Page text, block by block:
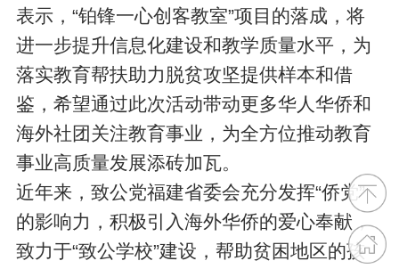
表示，“铂锋一心创客教室”项目的落成，将
进一步提升信息化建设和教学质量水平，为
落实教育帮扶助力脱贫攻坚提供样本和借
鉴，希望通过此次活动带动更多华人华侨和
海外社团关注教育事业，为全方位推动教育
事业高质量发展添砖加瓦。
近年来，致公党福建省委会充分发挥“侨党”
的影响力，积极引入海外华侨的爱心奉献，
致力于“致公学校”建设，帮助贫困地区的孩